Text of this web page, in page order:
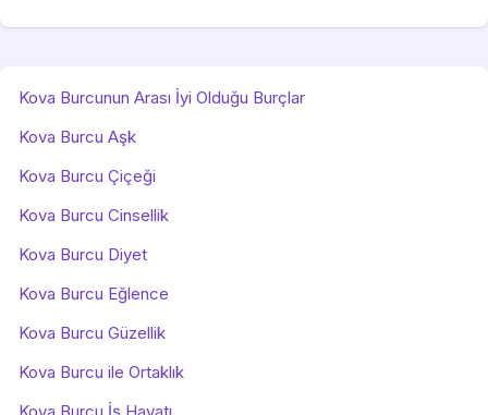
Kova Burcunun Arası İyi Olduğu Burçlar
Kova Burcu Aşk
Kova Burcu Çiçeği
Kova Burcu Cinsellik
Kova Burcu Diyet
Kova Burcu Eğlence
Kova Burcu Güzellik
Kova Burcu ile Ortaklık